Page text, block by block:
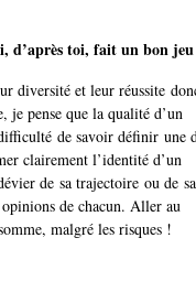
d’après toi, fait un bon
diversité et leur réussite
je pense que la qualité d’un
de savoir définir une
clairement l’identité d’un
de sa trajectoire ou de
de chacun. Aller au
malgré les risques !